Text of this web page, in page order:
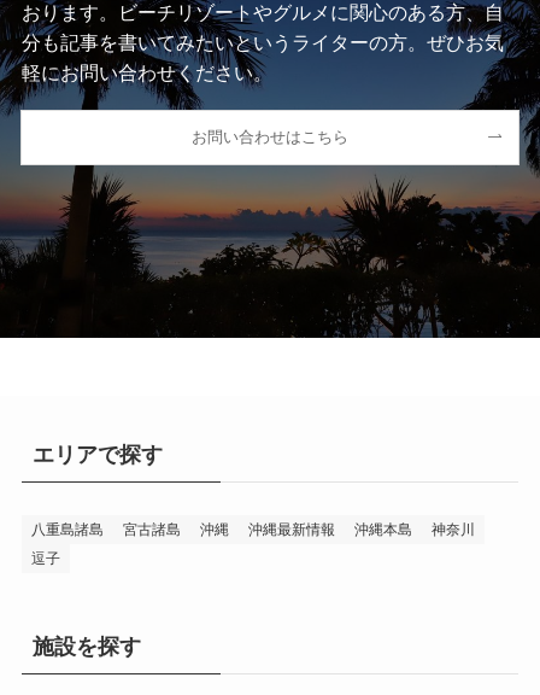
おります。ビーチリゾートやグルメに関心のある方、自
分も記事を書いてみたいというライターの方。ぜひお気
軽にお問い合わせください。
お問い合わせはこちら
エリアで探す
八重島諸島 宮古諸島 沖縄 沖縄最新情報 沖縄本島
神奈川
逗子
施設を探す